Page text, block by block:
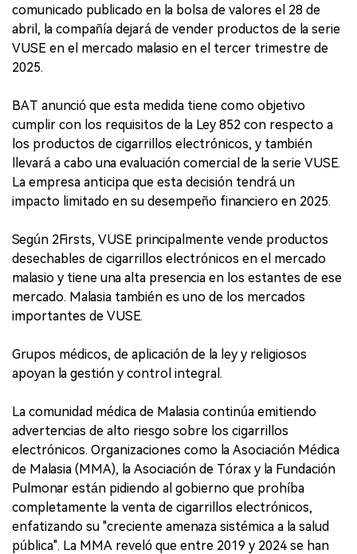
comunicado publicado en la bolsa de valores el 28 de
abril, la compañía dejará de vender productos de la serie
VUSE en el mercado malasio en el tercer trimestre de
2025.
BAT anunció que esta medida tiene como objetivo
cumplir con los requisitos de la Ley 852 con respecto a
los productos de cigarrillos electrónicos, y también
llevará a cabo una evaluación comercial de la serie VUSE.
La empresa anticipa que esta decisión tendrá un
impacto limitado en su desempeño financiero en 2025.
Según 2Firsts, VUSE principalmente vende productos
desechables de cigarrillos electrónicos en el mercado
malasio y tiene una alta presencia en los estantes de ese
mercado. Malasia también es uno de los mercados
importantes de VUSE.
Grupos médicos, de aplicación de la ley y religiosos
apoyan la gestión y control integral.
La comunidad médica de Malasia continúa emitiendo
advertencias de alto riesgo sobre los cigarrillos
electrónicos. Organizaciones como la Asociación Médica
de Malasia (MMA), la Asociación de Tórax y la Fundación
Pulmonar están pidiendo al gobierno que prohíba
completamente la venta de cigarrillos electrónicos,
enfatizando su "creciente amenaza sistémica a la salud
pública". La MMA reveló que entre 2019 y 2024 se han